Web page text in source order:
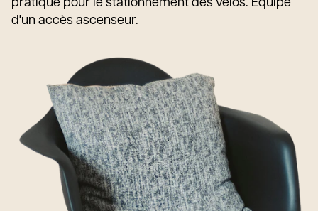
pratique pour le stationnement des vélos. Équipé
d'un accès ascenseur.